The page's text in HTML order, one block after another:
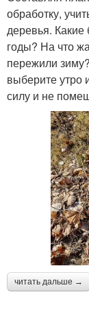
обработку,
деревья.
годы? На что
пережили
выберите утро
силу и не
читать дальше →